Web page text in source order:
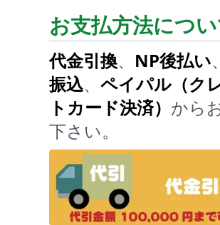
お支払方法につ
代金引換、 NP後払い、
振込、 ペイパル（ク
トカード決済） から
下さい。